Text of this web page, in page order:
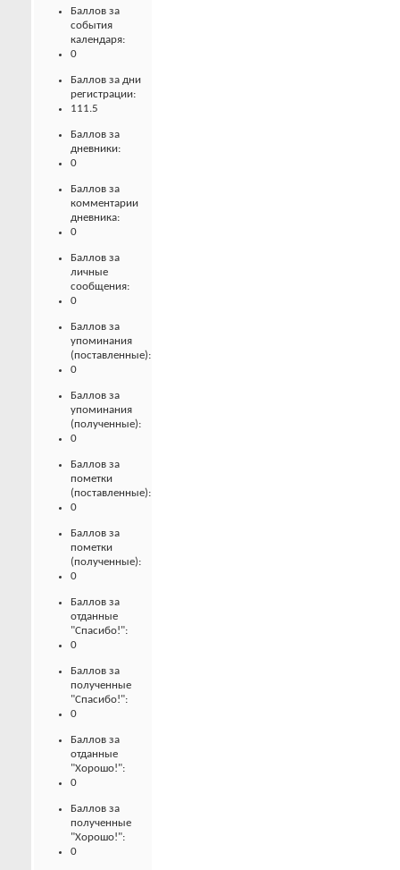
Баллов за
события
календаря:
0
Баллов за дни
регистрации:
111.5
Баллов за
дневники:
0
Баллов за
комментарии
дневника:
0
Баллов за
личные
сообщения:
0
Баллов за
упоминания
(поставленные):
0
Баллов за
упоминания
(полученные):
0
Баллов за
пометки
(поставленные):
0
Баллов за
пометки
(полученные):
0
Баллов за
отданные
"Спасибо!":
0
Баллов за
полученные
"Спасибо!":
0
Баллов за
отданные
"Хорошо!":
0
Баллов за
полученные
"Хорошо!":
0